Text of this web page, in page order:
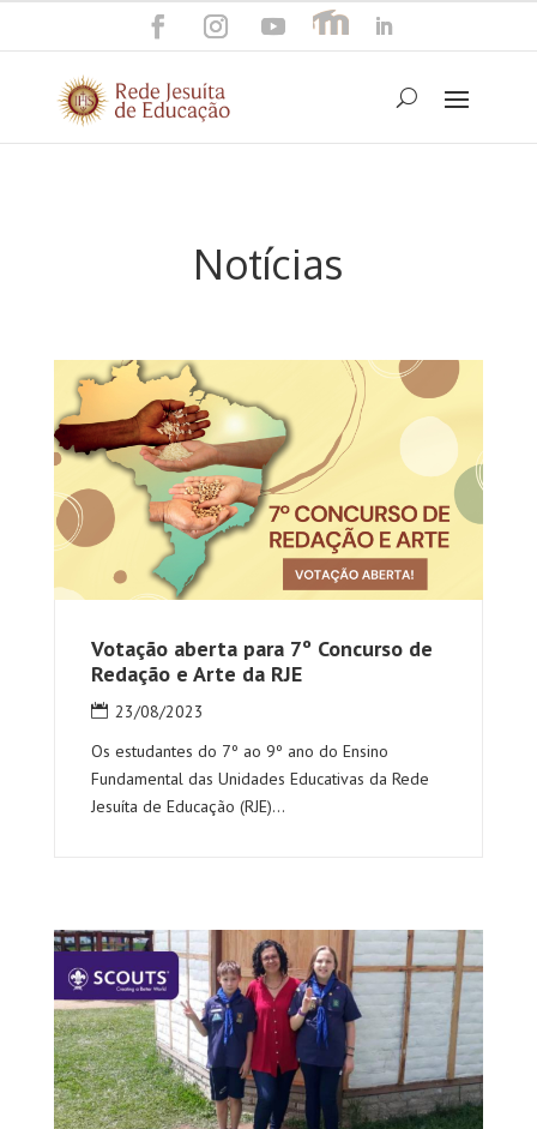
Notícias
Votação aberta para 7º Concurso de
Redação e Arte da RJE
23/08/2023
Os estudantes do 7º ao 9º ano do Ensino
Fundamental das Unidades Educativas da Rede
Jesuíta de Educação (RJE)...